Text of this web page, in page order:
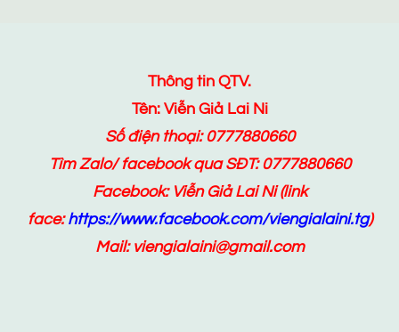
Thông tin QTV.
Tên: Viễn Giả Lai Ni
Số điện thoại: 0777880660
Tìm Zalo/ facebook qua SĐT: 0777880660
Facebook: Viễn Giả Lai Ni(link
face:https://www.facebook.com/viengialaini.tg)
Mail: viengialaini@gmail.com